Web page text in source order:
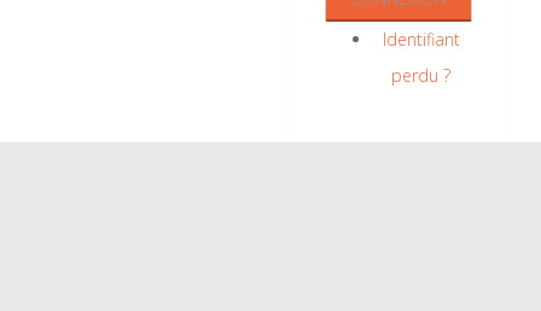
Identifiant
perdu ?